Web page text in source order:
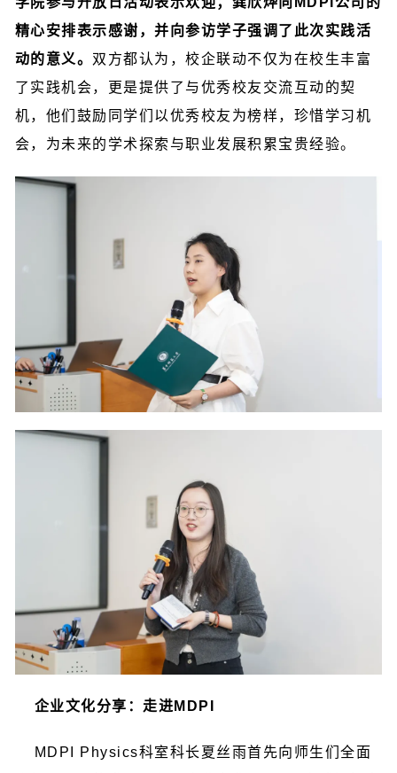
精心安排表示感谢，并向参访学子强调了此次实践活
动的意义。 双方都认为，校企联动不仅为在校生丰富
了实践机会，更是提供了与优秀校友交流互动的契
机，他们鼓励同学们以优秀校友为榜样，珍惜学习机
会，为未来的学术探索与职业发展积累宝贵经验。
企业文化分享：走进MDPI
MDPI Physics科室科长夏丝雨首先向师生们全面